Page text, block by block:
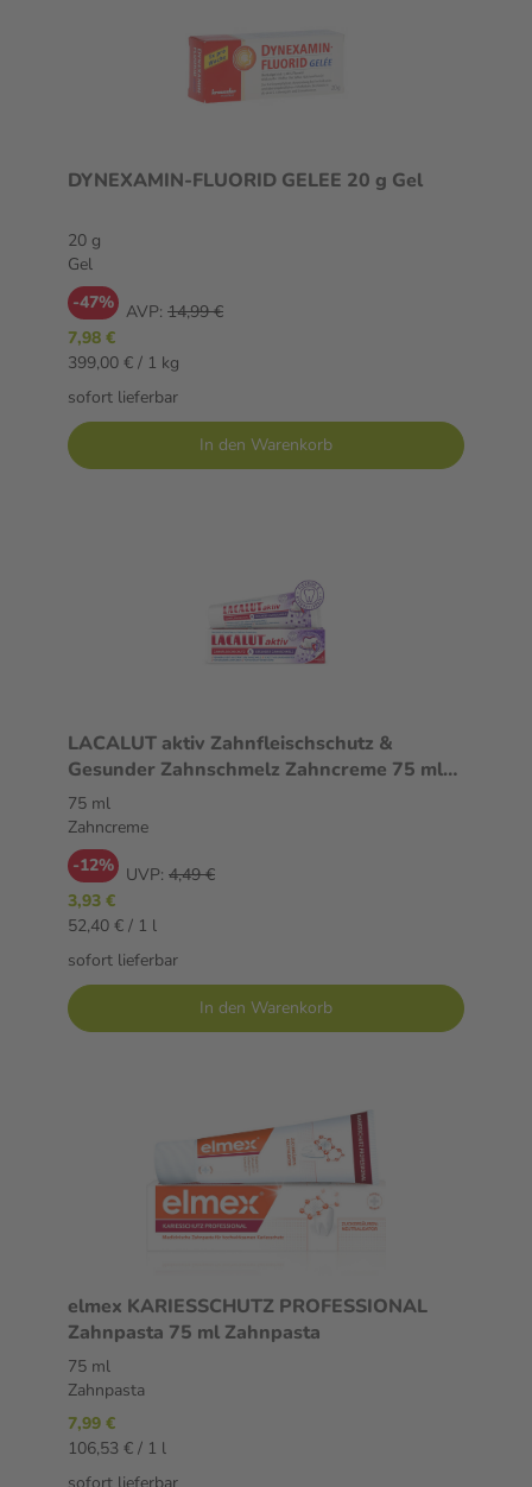
DYNEXAMIN-FLUORID GELEE 20 g Gel
20 g
Gel
-47% AVP: 14,99 €
7,98 €
399,00 € / 1 kg
sofort lieferbar
In den Warenkorb
LACALUT aktiv Zahnfleischschutz &
Gesunder Zahnschmelz Zahncreme 75 ml
Zahncreme
75 ml
Zahncreme
-12% UVP: 4,49 €
3,93 €
52,40 € / 1 l
sofort lieferbar
In den Warenkorb
elmex KARIESSCHUTZ PROFESSIONAL
Zahnpasta 75 ml Zahnpasta
75 ml
Zahnpasta
7,99 €
106,53 € / 1 l
sofort lieferbar